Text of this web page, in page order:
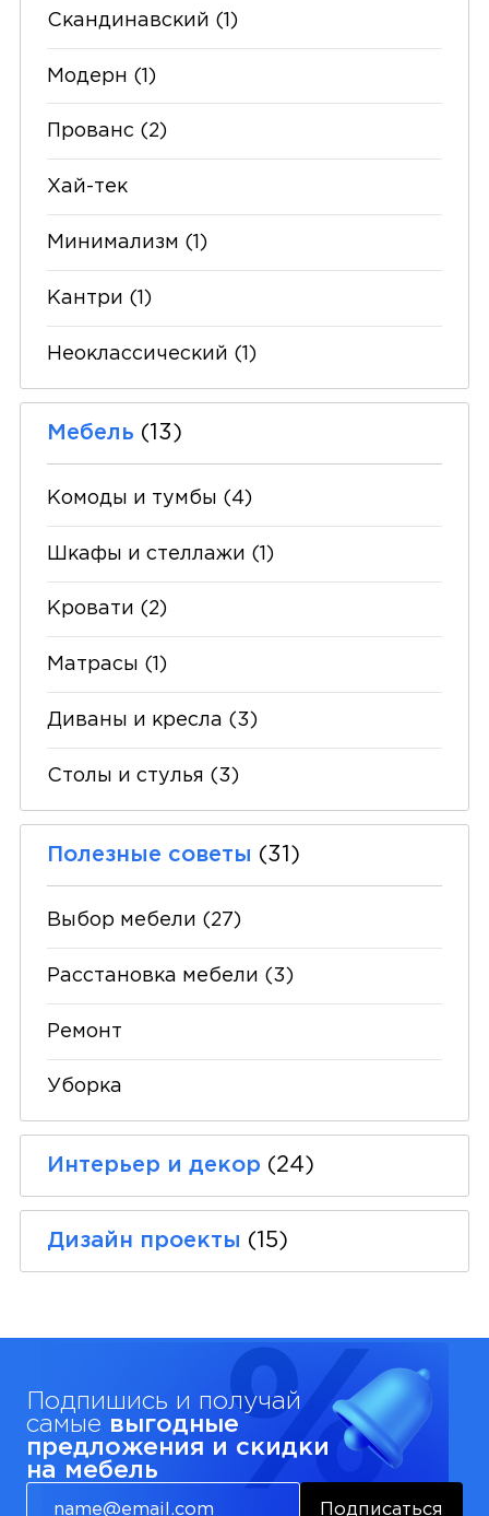
Скандинавский (1)
Модерн (1)
Прованс (2)
Хай-тек
Минимализм (1)
Кантри (1)
Неоклассический (1)
Мебель (13)
Комоды и тумбы (4)
Шкафы и стеллажи (1)
Кровати (2)
Матрасы (1)
Диваны и кресла (3)
Столы и стулья (3)
Полезные советы (31)
Выбор мебели (27)
Расстановка мебели (3)
Ремонт
Уборка
Интерьер и декор (24)
Дизайн проекты (15)
Подпишись и получай
самые выгодные
предложения и скидки
на мебель
Подписаться